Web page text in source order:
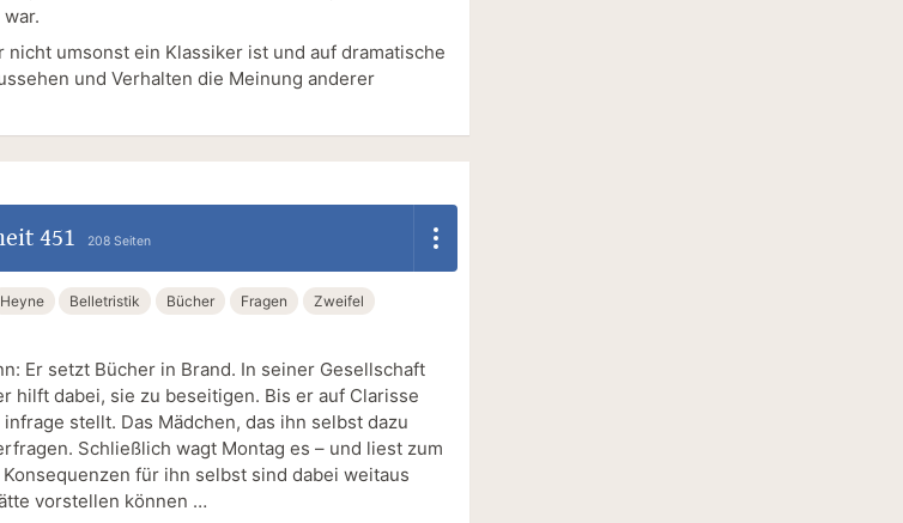
nicht umsonst ein Klassiker ist und auf dramatische
und Verhalten die Meinung anderer
451 208 Seiten
Heyne Belletristik Bücher Fragen
Zweifel
Er setzt Bücher in Brand. In seiner Gesellschaft
hilft dabei, sie zu beseitigen. Bis er auf Clarisse
stellt. Das Mädchen, das ihn selbst dazu
Schließlich wagt Montag es – und liest zum
für ihn selbst sind dabei weitaus
vorstellen können …